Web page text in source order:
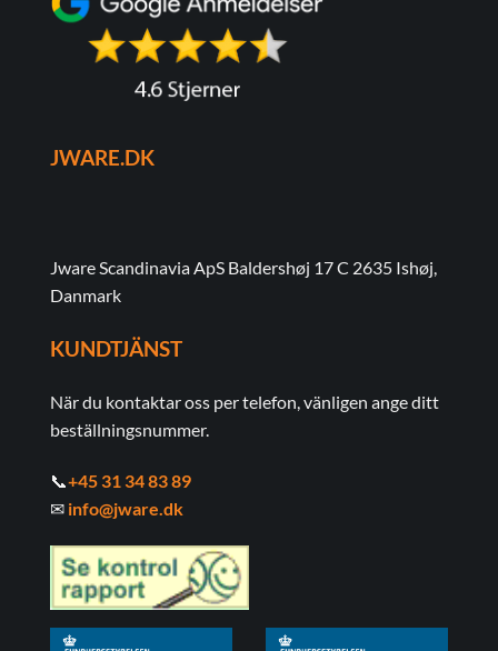
JWARE.DK
Jware Scandinavia ApS Baldershøj 17 C 2635 Ishøj,
Danmark
KUNDTJÄNST
När du kontaktar oss per telefon, vänligen ange ditt
beställningsnummer.
📞+45 31 34 83 89
✉ info@jware.dk